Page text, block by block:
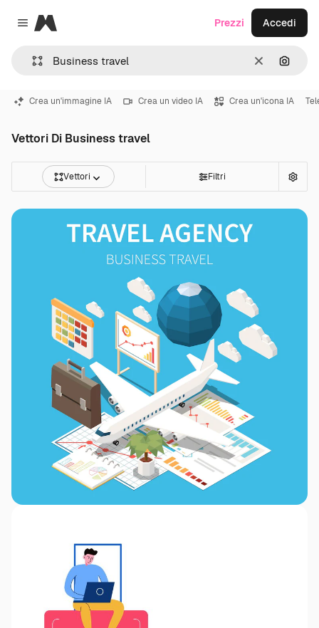
Close menu
Magnific
CancellaCerca
Prezzi Accedi
Crea un'immagine IA Crea un video IA Crea un'icona IA
Vettori Di Business travel
Vettori Filtri